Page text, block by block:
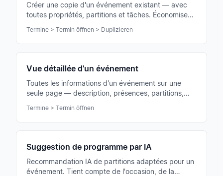
Créer une copie d'un événement existant — avec
toutes propriétés, partitions et tâches. Économise
répétitions similaires.
Termine > Termin öffnen > Duplizieren
Vue détaillée d'un événement
Toutes les informations d'un événement sur une
seule page — description, présences, partitions,
chaque événement.
Termine > Termin öffnen
Suggestion de programme par IA
Recommandation IA de partitions adaptées pour un
événement. Tient compte de l'occasion, de la